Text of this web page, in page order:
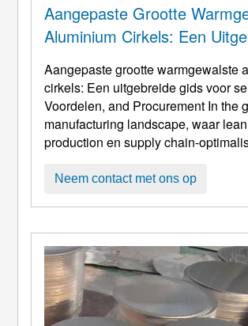
Aangepaste Grootte
Aluminium Cirkels: Een
Inkoop
Aangepaste grootte warmgewalste
cirkels: Een uitgebreide gids voor
Voordelen,and Procurement In the
manufacturing landscape, waar lean
production en supply chain-
op maat zijn geëvolueerd van een
concurrentiepositie van producten
optimaliseren van de
gids, gebaseerd op ...
Neem contact met ons op